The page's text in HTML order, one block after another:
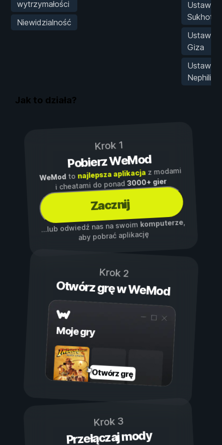
wytrzymałości
Niewidzialność
Ustaw
Ustaw
Giza
Ustaw
Nephilim
Jak to działa?
Krok 1
Pobierz WeMod
WeModto najlepsza aplikacjaz modami
i cheatami do ponad3000+ gier
Zacznij
...lub odwiedź nas na swoim komputerze,
aby pobrać aplikację
Krok 2
Otwórz grę w WeMod
Moje gry
Otwórz grę
Krok 3
Przełączaj mody